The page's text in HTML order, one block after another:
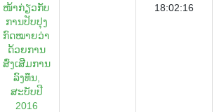
ໜ້າກ່ຽວກັບ
ການປັບປຸງ
ກົດໝາຍວ່າ
ດ້ວຍການ
ສົ່ງເສີມການ
ລົງທຶນ,
ສະບັບປີ
2016
18:02:16